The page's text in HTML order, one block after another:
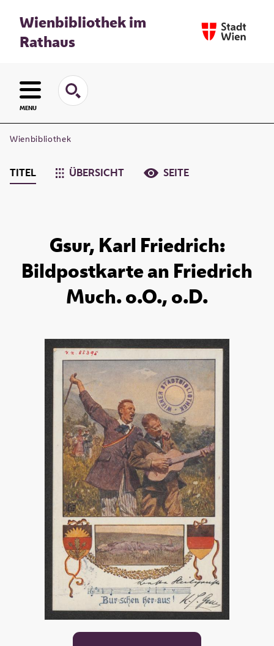
Wienbibliothek im
Rathaus
MENU
Wienbibliothek
TITEL ÜBERSICHT SEITE
Gsur, Karl Friedrich:
Bildpostkarte an Friedrich
Much. o.O., o.D.